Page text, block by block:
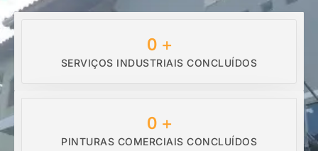
0+
SERVIÇOS INDUSTRIAIS CONCLUÍDOS
0+
PINTURAS COMERCIAIS CONCLUÍDOS